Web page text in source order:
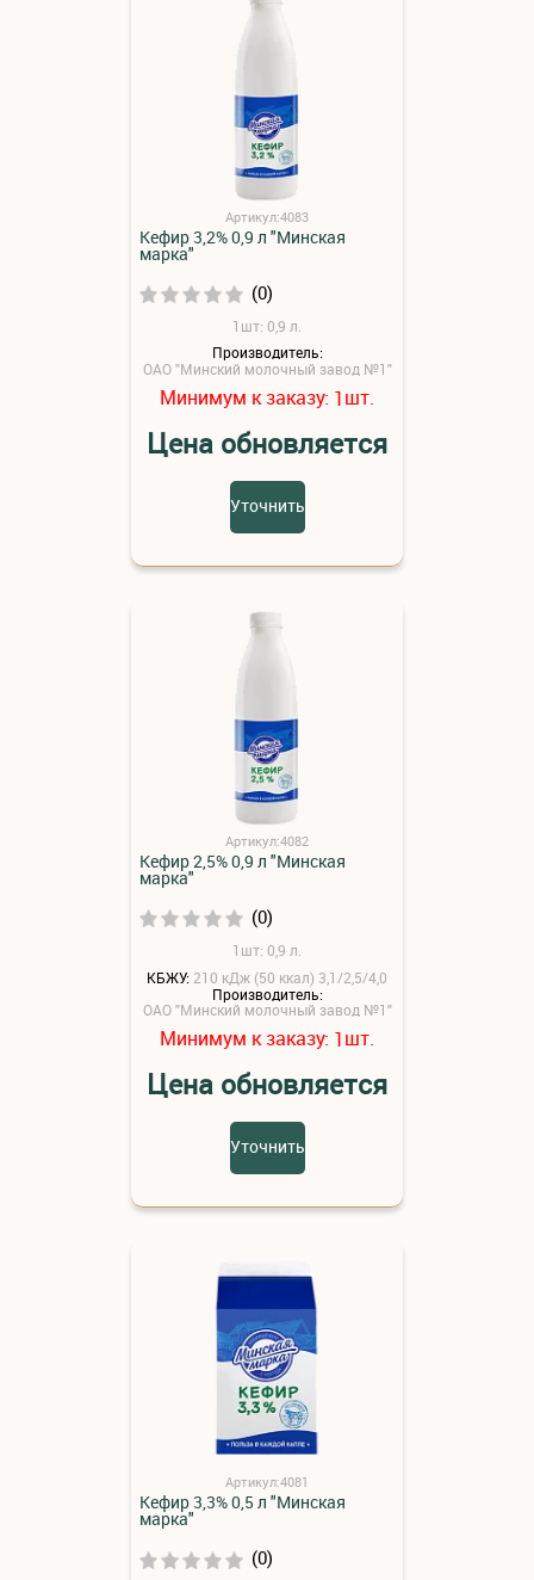
Артикул:4083
Кефир 3,2% 0,9 л "Минская
марка"
(0)
1шт: 0,9 л.
Производитель:
ОАО "Минский молочный завод №1"
Минимум к заказу: 1шт.
Цена обновляется
Уточнить
Артикул:4082
Кефир 2,5% 0,9 л "Минская
марка"
(0)
1шт: 0,9 л.
КБЖУ: 210 кДж (50 ккал) 3,1/2,5/4,0
Производитель:
ОАО "Минский молочный завод №1"
Минимум к заказу: 1шт.
Цена обновляется
Уточнить
Артикул:4081
Кефир 3,3% 0,5 л "Минская
марка"
(0)